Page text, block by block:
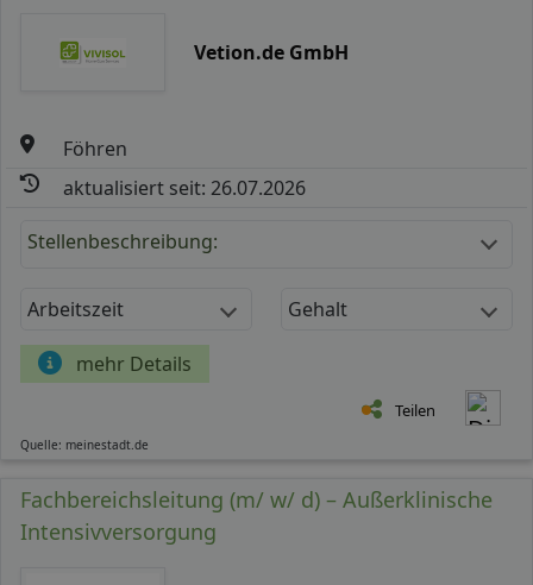
Vetion.de GmbH
Föhren
aktualisiert seit: 26.07.2026
Stellenbeschreibung:
Arbeitszeit Gehalt
mehr Details
Teilen
Quelle: meinestadt.de
Fachbereichsleitung (m/ w/ d) – Außerklinische
Intensivversorgung